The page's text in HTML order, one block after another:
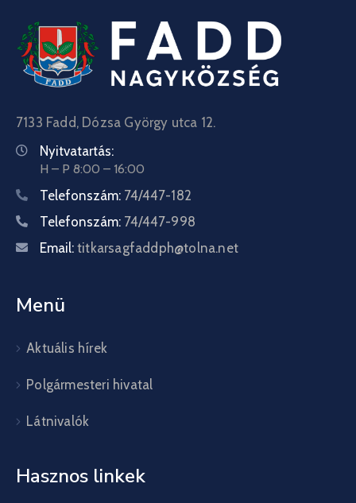
7133 Fadd, Dózsa György utca 12.
Nyitvatartás:
H – P 8:00 – 16:00
Telefonszám: 74/447-182
Telefonszám: 74/447-998
Email: titkarsagfaddph@tolna.net
Menü
Aktuális hírek
Polgármesteri hivatal
Látnivalók
Hasznos linkek